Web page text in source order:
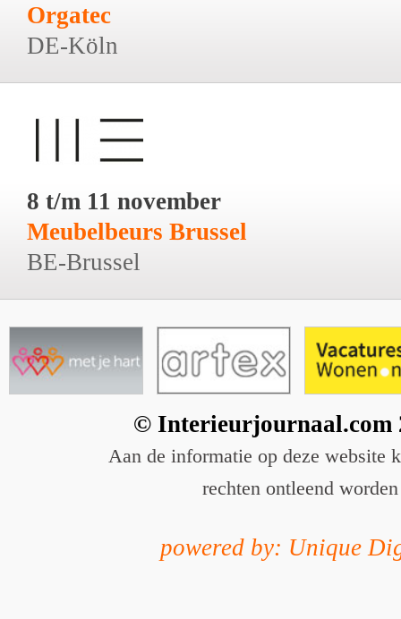
Orgatec
DE-Köln
8 t/m 11 november
Meubelbeurs Brussel
BE-Brussel
© Interieurjournaal.com
Aan de informatie op deze website
rechten ontleend worden
powered by: Unique